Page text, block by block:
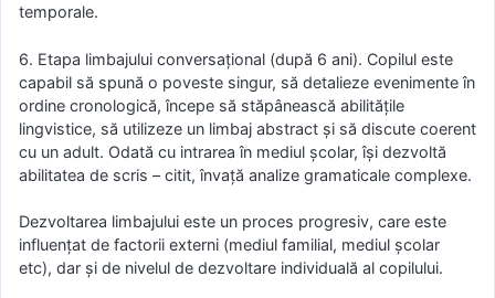
temporale.
6. Etapa limbajului conversațional (după 6 ani). Copilul este
capabil să spună o poveste singur, să detalieze evenimente în
ordine cronologică, începe să stăpânească abilitățile
lingvistice, să utilizeze un limbaj abstract și să discute coerent
cu un adult. Odată cu intrarea în mediul școlar, își dezvoltă
abilitatea de scris – citit, învață analize gramaticale complexe.
Dezvoltarea limbajului este un proces progresiv, care este
influențat de factorii externi (mediul familial, mediul școlar
etc), dar și de nivelul de dezvoltare individuală al copilului.